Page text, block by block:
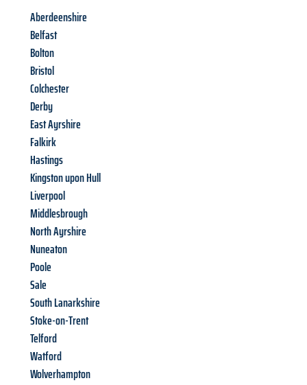
Aberdeenshire
Belfast
Bolton
Bristol
Colchester
Derby
East Ayrshire
Falkirk
Hastings
Kingston upon Hull
Liverpool
Middlesbrough
North Ayrshire
Nuneaton
Poole
Sale
South Lanarkshire
Stoke-on-Trent
Telford
Watford
Wolverhampton